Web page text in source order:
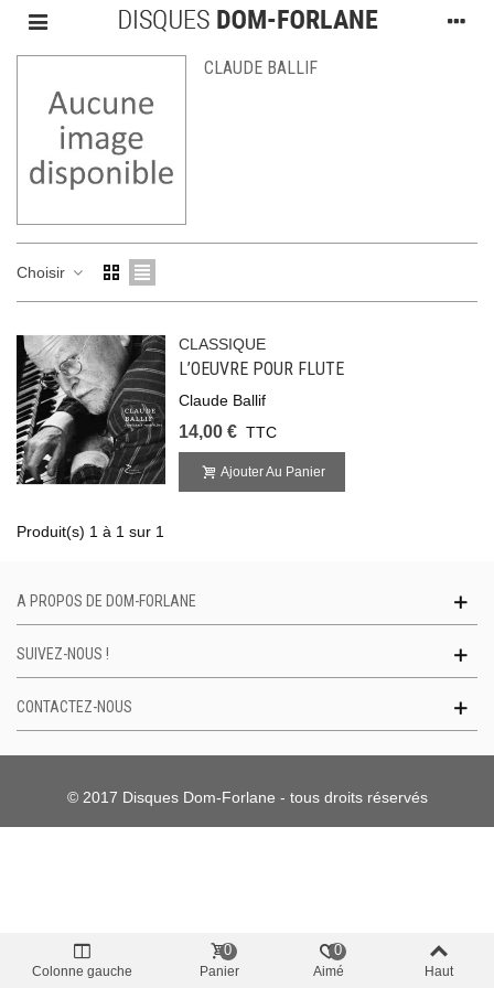
CLAUDE BALLIF
Choisir
CLASSIQUE
L’OEUVRE POUR FLUTE
Claude Ballif
14,00 € TTC
Ajouter Au Panier
Produit(s) 1 à 1 sur 1
A PROPOS DE DOM-FORLANE
SUIVEZ-NOUS !
CONTACTEZ-NOUS
© 2017 Disques Dom-Forlane - tous droits réservés
Colonne gauche Panier
0
Aimé
0
Haut